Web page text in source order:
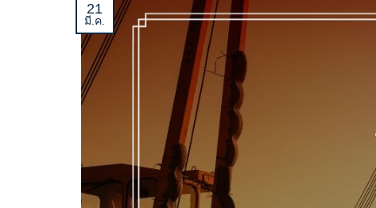
21
มี.ค.